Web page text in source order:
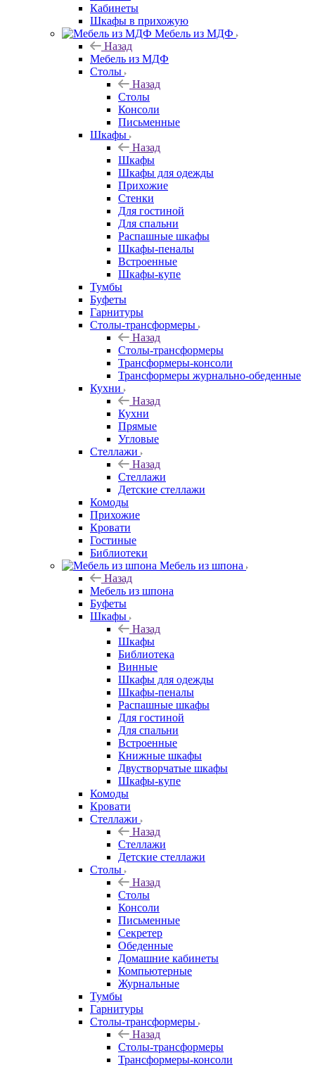
Кабинеты
Шкафы в прихожую
Мебель из МДФ
Назад
Мебель из МДФ
Столы
Назад
Столы
Консоли
Письменные
Шкафы
Назад
Шкафы
Шкафы для одежды
Прихожие
Стенки
Для гостиной
Для спальни
Распашные шкафы
Шкафы-пеналы
Встроенные
Шкафы-купе
Тумбы
Буфеты
Гарнитуры
Столы-трансформеры
Назад
Столы-трансформеры
Трансформеры-консоли
Трансформеры журнально-обеденные
Кухни
Назад
Кухни
Прямые
Угловые
Стеллажи
Назад
Стеллажи
Детские стеллажи
Комоды
Прихожие
Кровати
Гостиные
Библиотеки
Мебель из шпона
Назад
Мебель из шпона
Буфеты
Шкафы
Назад
Шкафы
Библиотека
Винные
Шкафы для одежды
Шкафы-пеналы
Распашные шкафы
Для гостиной
Для спальни
Встроенные
Книжные шкафы
Двустворчатые шкафы
Шкафы-купе
Комоды
Кровати
Стеллажи
Назад
Стеллажи
Детские стеллажи
Столы
Назад
Столы
Консоли
Письменные
Секретер
Обеденные
Домашние кабинеты
Компьютерные
Журнальные
Тумбы
Гарнитуры
Столы-трансформеры
Назад
Столы-трансформеры
Трансформеры-консоли